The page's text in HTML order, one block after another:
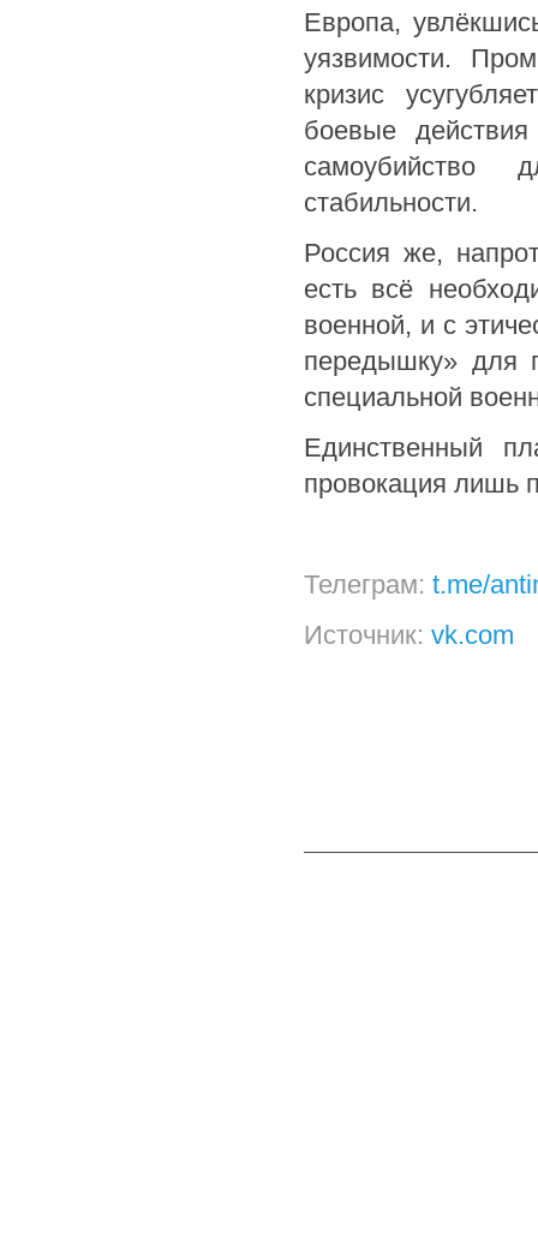
Европа,
уязвимости.
кризис
боевые
самоубийство
стабильности.
Россия же,
есть всё
военной, и с
передышку» для
специальной
Единственный
провокация лишь
Телеграм: t.me/
Источник: vk.com